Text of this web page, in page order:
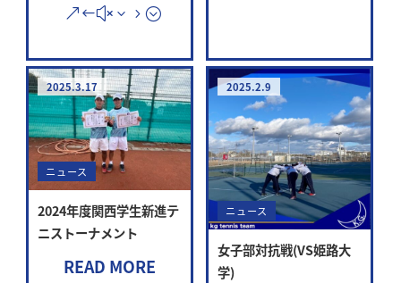
2025.3.17
ニュース
2024年度関西学生新進テ
ニストーナメント
READ MORE
2025.2.9
ニュース
女子部対抗戦(VS姫路大
学)